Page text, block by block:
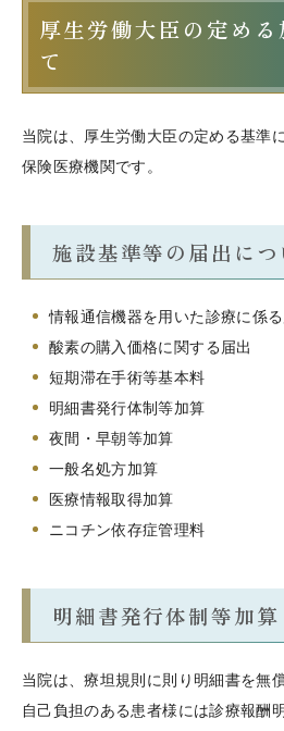
厚生労働大臣の定め
て
当院は、厚生労働大臣の定める基準
保険医療機関です。
施設基準等の届出につ
情報通信機器を用いた診療に係
酸素の購入価格に関する届出
短期滞在手術等基本料
明細書発行体制等加算
夜間・早朝等加算
一般名処方加算
医療情報取得加算
ニコチン依存症管理料
明細書発行体制等加算
当院は、療坦規則に則り明細書を無
自己負担のある患者様には診療報酬